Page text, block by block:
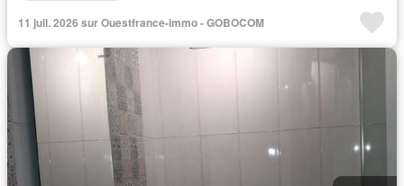
11 juil. 2026 sur Ouestfrance-immo - GOBOCOM